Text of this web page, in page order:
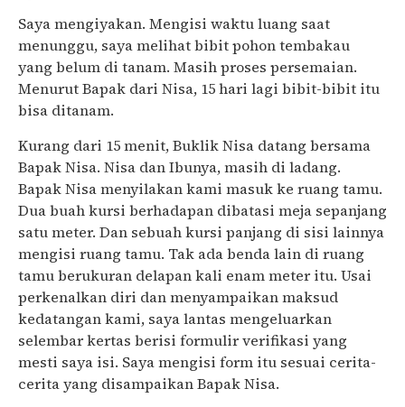
Saya mengiyakan. Mengisi waktu luang saat
menunggu, saya melihat bibit pohon tembakau
yang belum di tanam. Masih proses persemaian.
Menurut Bapak dari Nisa, 15 hari lagi bibit-bibit itu
bisa ditanam.
Kurang dari 15 menit, Buklik Nisa datang bersama
Bapak Nisa. Nisa dan Ibunya, masih di ladang.
Bapak Nisa menyilakan kami masuk ke ruang tamu.
Dua buah kursi berhadapan dibatasi meja sepanjang
satu meter. Dan sebuah kursi panjang di sisi lainnya
mengisi ruang tamu. Tak ada benda lain di ruang
tamu berukuran delapan kali enam meter itu. Usai
perkenalkan diri dan menyampaikan maksud
kedatangan kami, saya lantas mengeluarkan
selembar kertas berisi formulir verifikasi yang
mesti saya isi. Saya mengisi form itu sesuai cerita-
cerita yang disampaikan Bapak Nisa.